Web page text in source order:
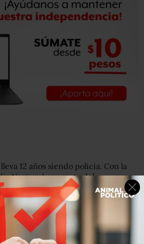
12 años siendo policía. Con la
Nacional por parte del nuevo
López Obrador, y la
de la Policía Federal, tuvo que ir
y exámenes para integrarse al